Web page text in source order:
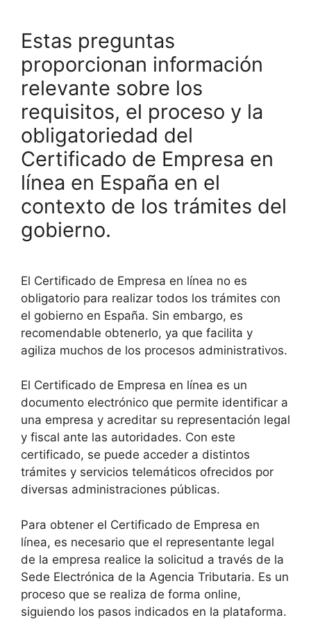
Estas preguntas
proporcionan información
relevante sobre los
requisitos, el proceso y la
obligatoriedad del
Certificado de Empresa en
línea en España en el
contexto de los trámites del
gobierno.
El Certificado de Empresa en línea no es
obligatorio para realizar todos los trámites con
el gobierno en España. Sin embargo, es
recomendable obtenerlo, ya que facilita y
agiliza muchos de los procesos administrativos.
El Certificado de Empresa en línea es un
documento electrónico que permite identificar a
una empresa y acreditar su representación legal
y fiscal ante las autoridades. Con este
certificado, se puede acceder a distintos
trámites y servicios telemáticos ofrecidos por
diversas administraciones públicas.
Para obtener el Certificado de Empresa en
línea, es necesario que el representante legal
de la empresa realice la solicitud a través de la
Sede Electrónica de la Agencia Tributaria. Es un
proceso que se realiza de forma online,
siguiendo los pasos indicados en la plataforma.